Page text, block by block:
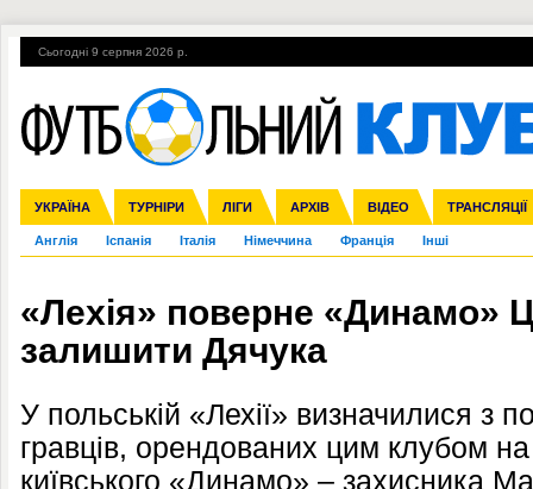
Сьогодні 9 серпня 2026 р.
УКРАЇНА ТУРНІРИ ЛІГИ АРХІВ ВІДЕО ТРАНСЛЯЦІЇ
Збірна Прем'єр-ліга Перша ліга Друга ліга Кубок України
Ліга чемпіонів Ліга Європи Міжнародні Ліга націй Ліга
Англія Іспанія Італія Німеччина Франція Інші
ЧС-2014 ЄВРО-2016 Росія Кубок конфедерацій ЧЄ-2015 (U-
Гарячі теми УПЛ, 2-й тур ВІЙНА УПЛ-ПЕРЕХОДИ
«Лехія» поверне «Динамо»
залишити Дячука
У польській «Лехії» визначилися з
гравців, орендованих цим клубом
київського «Динамо» – захисника